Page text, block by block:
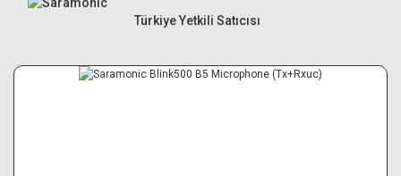
Türkiye Yetkili Satıcısı